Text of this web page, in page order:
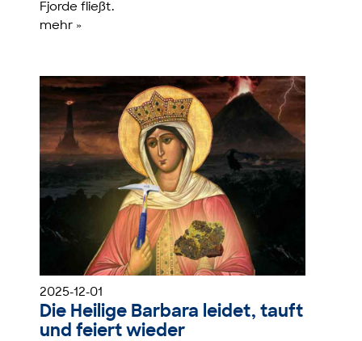
Fjorde fließt.
mehr »
2025-12-01
Die Heilige Barbara leidet, tauft
und feiert wieder